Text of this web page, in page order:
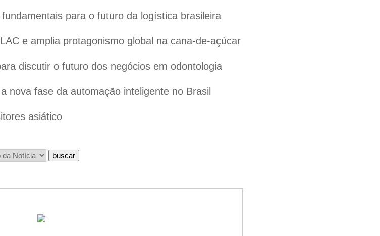
para o futuro da logística brasileira
e amplia protagonismo global na cana-de-açúcar
discutir o futuro dos negócios em odontologia
nova fase da automação inteligente no Brasil
asiático